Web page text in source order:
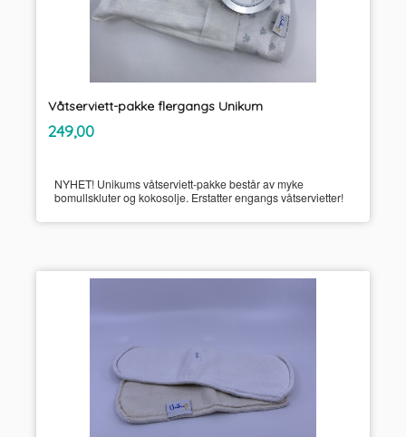
Våtserviett-pakke flergangs Unikum
Pris
249,00mva.
NYHET! Unikums våtserviett-pakke består av myke
bomullskluter og kokosolje. Erstatter engangs våtservietter!